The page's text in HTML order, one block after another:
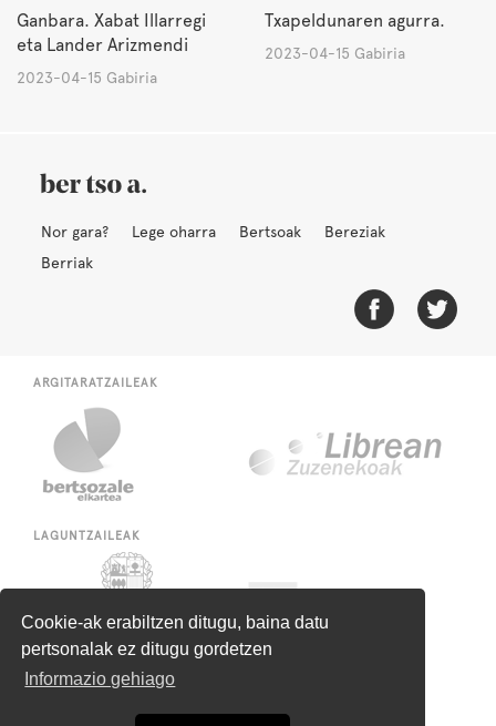
Cookie-ak erabiltzen ditugu, baina datu
pertsonalak ez ditugu gordetzen
Informazio gehiago
Ganbara. Xabat Illarregi
eta Lander Arizmendi
2023-04-15 Gabiria
Txapeldunaren agurra.
2023-04-15 Gabiria
Nor gara? Lege oharra Bertsoak
Bereziak
Berriak
ARGITARATZAILEAK
LAGUNTZAILEAK